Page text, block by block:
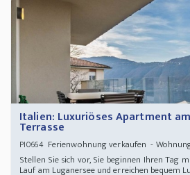
Italien: Luxuriöses Apartment
Terrasse
PI0664Ferienwohnung verkaufen -
Stellen Sie sich vor, Sie beginnen Ihren Tag
Lauf am Luganersee und erreichen bequem